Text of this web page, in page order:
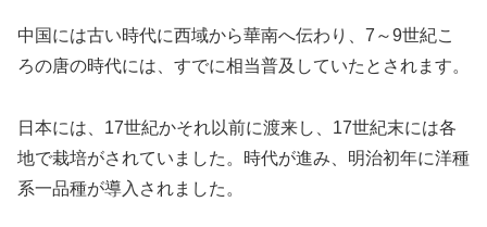
中国には古い時代に西域から華南へ伝わり、7～9世紀こ
ろの唐の時代には、すでに相当普及していたとされます。
日本には、17世紀かそれ以前に渡来し、17世紀末には各
地で栽培がされていました。時代が進み、明治初年に洋種
系一品種が導入されました。